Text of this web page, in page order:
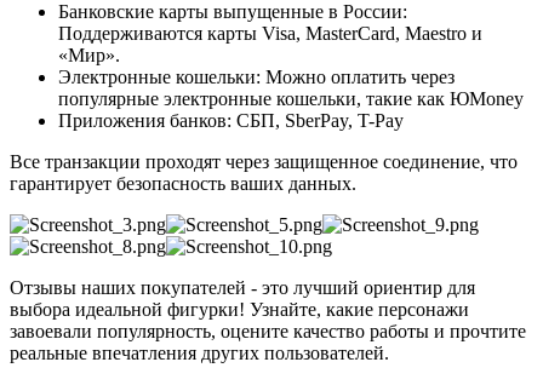
Банковские карты выпущенные в России:
Поддерживаются карты Visa, MasterCard, Maestro и
«Мир».
Электронные кошельки: Можно оплатить через
популярные электронные кошельки, такие как ЮMoney
Приложения банков: СБП, SberPay, T-Pay
Все транзакции проходят через защищенное соединение, что
гарантирует безопасность ваших данных.
Отзывы наших покупателей - это лучший ориентир для
выбора идеальной фигурки! Узнайте, какие персонажи
завоевали популярность, оцените качество работы и прочтите
реальные впечатления других пользователей.